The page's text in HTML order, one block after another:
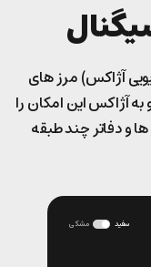
آژاکس) مرز های
آژاکس این امکان را
ها و دفاتر چند طبقه
سفید مشکی